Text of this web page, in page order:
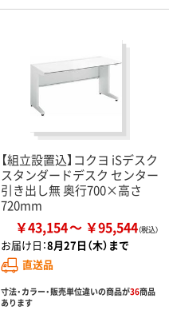
【組立設置込】コクヨ iSデスク
スタンダードデスク センター
引き出し無 奥行700×高さ
720mm
￥43,154 ￥95,544
お届け日：8月27日（木）まで
直送品
寸法・カラー・販売単位違いの商品が36商品
あります